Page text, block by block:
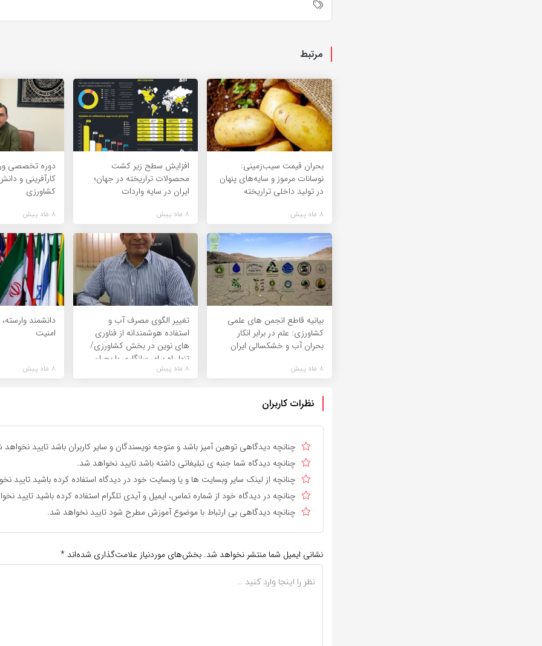
مرتبط
بحران قیمت سیب‌زمینی:
نوسانات مرموز و سایه‌های پنهان
در تولید داخلی تراریخته
8 ماه پیش
افزایش سطح زیر کشت
محصولات تراریخته در جهان؛
ایران در سایه واردات
8 ماه پیش
دوره تخصصی
کارآفرینی و
کشاورزی
8 ماه پیش
بیانیه قاطع انجمن های علمی
کشاورزی: علم در برابر انکار
بحران آب و خشکسالی ایران
8 ماه پیش
تغییر الگوی مصرف آب و
استفاده هوشمندانه از فناوری
های نوین در بخش کشاورزی/
تنها راه برای سازگاری با بحران
های اقلیمی
8 ماه پیش
دانشمند
امنیت
8 ماه پیش
نظرات کاربران
چنانچه دیدگاهی توهین آمیز باشد و متوجه نویسندگان و سایر کاربران باشد تایید
چنانچه دیدگاه شما جنبه ی تبلیغاتی داشته باشد تایید نخواهد شد.
چنانچه از لینک سایر وبسایت ها و یا وبسایت خود در دیدگاه استفاده کرده باشید تایید
چنانچه در دیدگاه خود از شماره تماس، ایمیل و آیدی تلگرام استفاده کرده باشید تایید
چنانچه دیدگاهی بی ارتباط با موضوع آموزش مطرح شود تایید نخواهد شد.
نشانی ایمیل شما منتشر نخواهد شد. بخش‌های موردنیاز علامت‌گذاری شده‌اند *